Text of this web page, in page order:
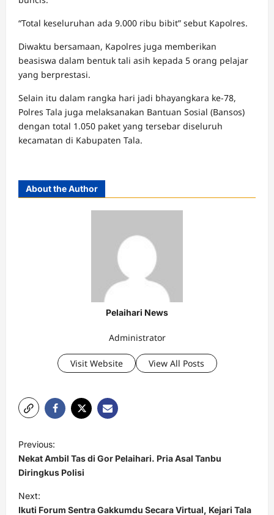
“Total keseluruhan ada 9.000 ribu bibit” sebut Kapolres.
Diwaktu bersamaan, Kapolres juga memberikan
beasiswa dalam bentuk tali asih kepada 5 orang pelajar
yang berprestasi.
Selain itu dalam rangka hari jadi bhayangkara ke-78,
Polres Tala juga melaksanakan Bantuan Sosial (Bansos)
dengan total 1.050 paket yang tersebar diseluruh
kecamatan di Kabupaten Tala.
About the Author
Pelaihari News
Administrator
Visit Website View All Posts
o
s
t
Previous:
Nekat Ambil Tas di Gor Pelaihari. Pria Asal Tanbu
Diringkus Polisi
Next:
Ikuti Forum Sentra Gakkumdu Secara Virtual, Kejari Tala